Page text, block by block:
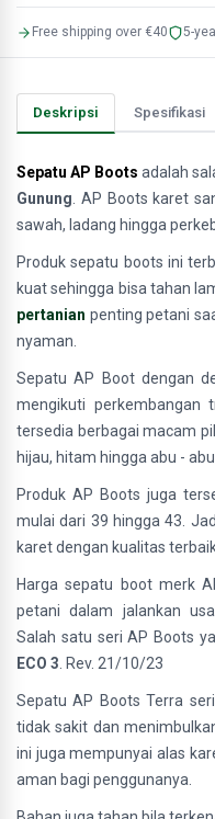
Free shipping over €40 5-
Deskripsi Spesifikasi
Sepatu AP Boots adalah
Gunung . AP Boots karet
sawah, ladang hingga
Produk sepatu boots ini
kuat sehingga bisa tahan
pertanian penting petani
nyaman.
Sepatu AP Boot dengan
mengikuti
tersedia berbagai macam
hijau, hitam hingga abu - abu.
Produk AP Boots juga
mulai dari 39 hingga 43.
karet dengan kualitas
Harga sepatu boot merk
petani dalam jalankan
Salah satu seri AP Boots
ECO 3 . Rev. 21/10/23
Sepatu AP Boots Terra
tidak sakit dan
ini juga mempunyai alas
aman bagi penggunanya.